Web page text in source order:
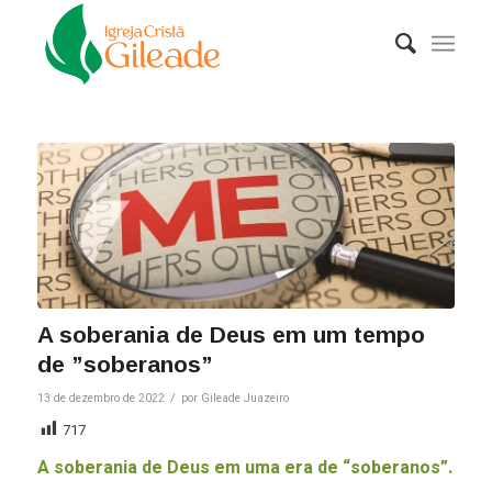
A soberania de Deus em um tempo
de ”soberanos”
13 de dezembro de 2022 / por Gileade Juazeiro
717
A soberania de Deus em uma era de “soberanos”.